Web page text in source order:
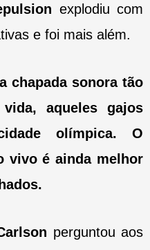
explodiu com
e foi mais além.
chapada sonora tão
aqueles gajos
olímpica. O
vivo é ainda melhor
perguntou aos